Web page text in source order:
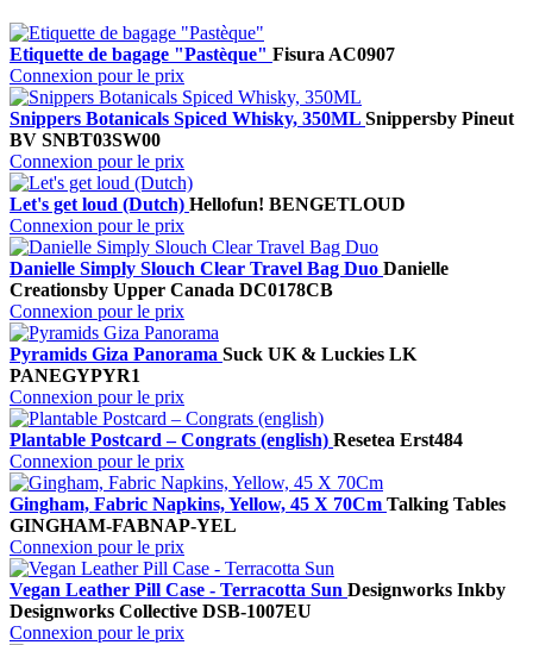
Etiquette de bagage "Pastèque" Fisura AC0907
Connexion pour le prix
Snippers Botanicals Spiced Whisky, 350ML Snippersby Pineut
BV SNBT03SW00
Connexion pour le prix
Let's get loud (Dutch) Hellofun! BENGETLOUD
Connexion pour le prix
Danielle Simply Slouch Clear Travel Bag Duo Danielle
Creationsby Upper Canada DC0178CB
Connexion pour le prix
Pyramids Giza Panorama Suck UK & Luckies LK
PANEGYPYR1
Connexion pour le prix
Plantable Postcard – Congrats (english) Resetea Erst484
Connexion pour le prix
Gingham, Fabric Napkins, Yellow, 45 X 70Cm Talking Tables
GINGHAM-FABNAP-YEL
Connexion pour le prix
Vegan Leather Pill Case - Terracotta Sun Designworks Inkby
Designworks Collective DSB-1007EU
Connexion pour le prix